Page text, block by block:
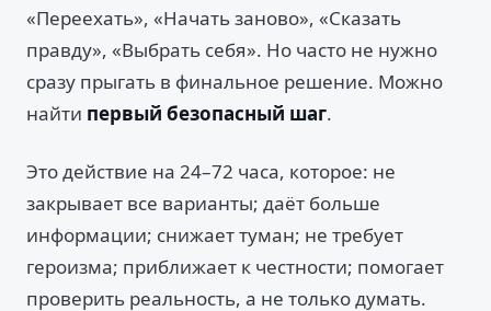
«Переехать», «Начать заново», «Сказать
правду», «Выбрать себя». Но часто не нужно
сразу прыгать в финальное решение. Можно
найти первый безопасный шаг.
Это действие на 24–72 часа, которое: не
закрывает все варианты; даёт больше
информации; снижает туман; не требует
героизма; приближает к честности; помогает
проверить реальность, а не только думать.